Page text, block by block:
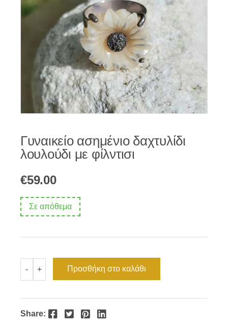
Γυναικείο ασημένιο δαχτυλίδι
λουλούδι με φίλντισι
€59.00
Σε απόθεμα
-
ασημένιο
δαχτυλίδι
με
φίλντισι
ποσότητα
+ Προσθήκη στο καλάθι
Share: Facebook Twitter Pinterest LinkedIn